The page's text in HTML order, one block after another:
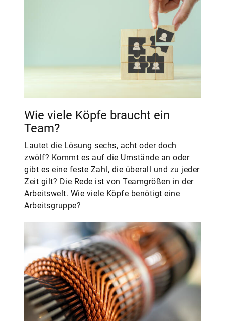
Wie viele Köpfe braucht ein
Team?
Lautet die Lösung sechs, acht oder doch
zwölf? Kommt es auf die Umstände an oder
gibt es eine feste Zahl, die überall und zu jeder
Zeit gilt? Die Rede ist von Teamgrößen in der
Arbeitswelt. Wie viele Köpfe benötigt eine
Arbeitsgruppe?